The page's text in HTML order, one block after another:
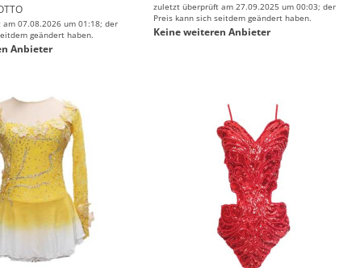
07.08.2026 um 01:18; der
geändert haben.
Anbieter
zuletzt überprüft am 27.09.2025 um 00:03; der
Preis kann sich seitdem geändert haben.
Keine weiteren Anbieter